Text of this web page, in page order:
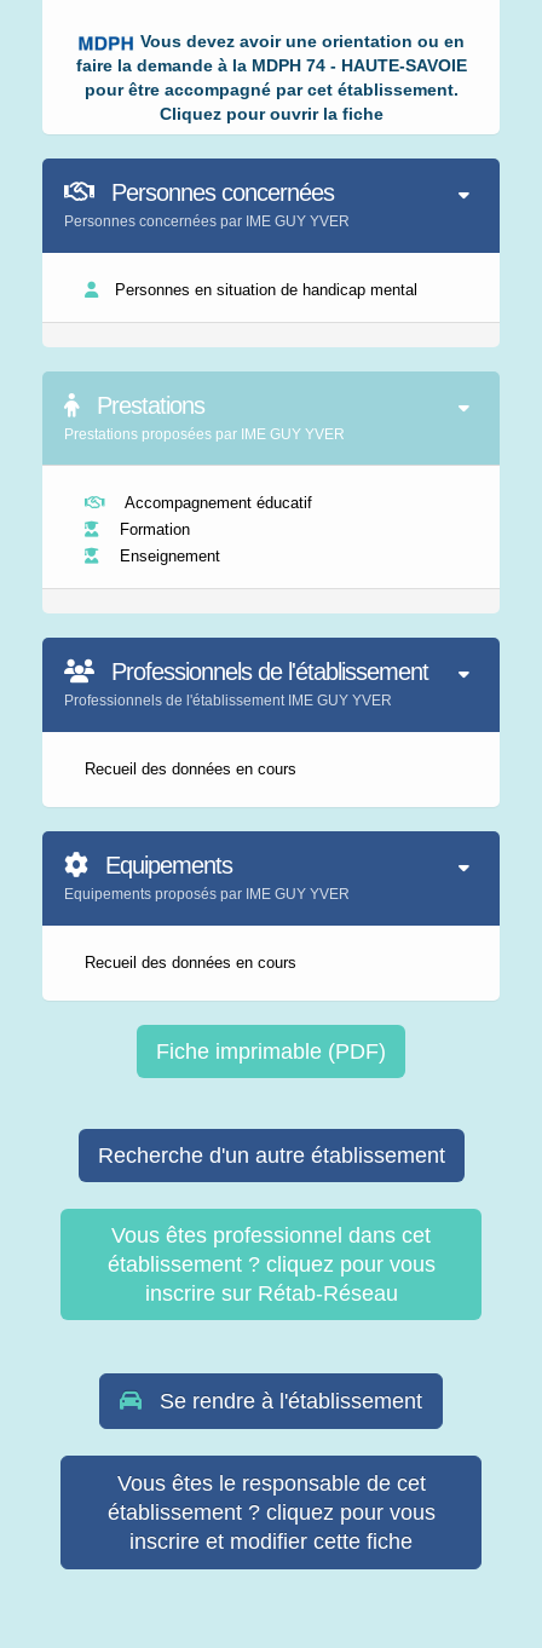
Vous devez avoir une orientation ou en
faire la demande à la MDPH 74 - HAUTE-SAVOIE
pour être accompagné par cet établissement.
Cliquez pour ouvrir la fiche
Personnes concernées
Personnes concernées par IME GUY YVER
Personnes en situation de handicap mental
Prestations
Prestations proposées par IME GUY YVER
Accompagnement éducatif
Formation
Enseignement
Professionnels de l'établissement
Professionnels de l'établissement IME GUY YVER
Recueil des données en cours
Equipements
Equipements proposés par IME GUY YVER
Recueil des données en cours
Fiche imprimable (PDF)
Recherche d'un autre établissement
Vous êtes professionnel dans cet
établissement ? cliquez pour vous
inscrire sur Rétab-Réseau
Se rendre à l'établissement
Vous êtes le responsable de cet
établissement ? cliquez pour vous
inscrire et modifier cette fiche